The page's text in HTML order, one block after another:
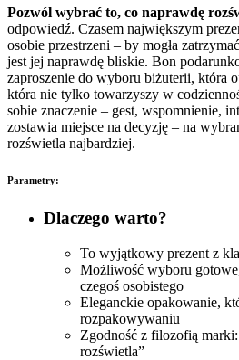
Pozwól wybrać to, co naprawdę
odpowiedź. Czasem największym
osobie przestrzeni – by mogła
jest jej naprawdę bliskie. Bon
zaproszenie do wyboru biżuterii, która
która nie tylko towarzyszy w
sobie znaczenie – gest, wspomnienie,
zostawia miejsce na decyzję – na
rozświetla najbardziej.
Parametry:
Dlaczego warto?
To wyjątkowy prezent z
Możliwość wyboru
czegoś osobistego
Eleganckie opakowanie,
rozpakowywaniu
Zgodność z filozofią
rozświetla”